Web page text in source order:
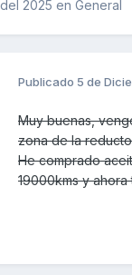
2025 en General
Publicado 5 de
Muy buenas,
zona de la
He comprado
19000kms y